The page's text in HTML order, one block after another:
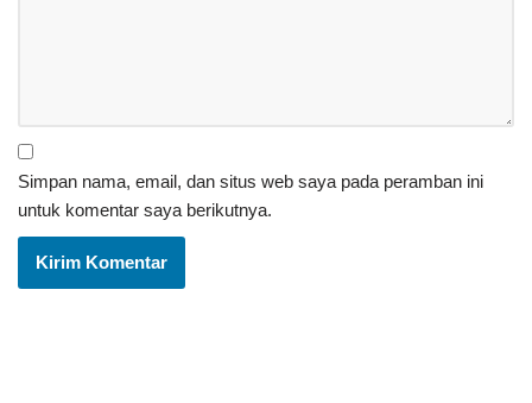
Simpan nama, email, dan situs web saya pada peramban ini
untuk komentar saya berikutnya.